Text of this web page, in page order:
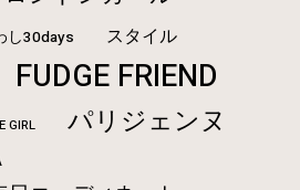
し30days スタイル
FUDGE FRIEND
GIRL パリジェンヌ